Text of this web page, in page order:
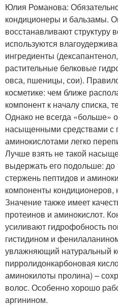
Юлия Романова:
кондиционеры и бальзамы.
восстанавливают структуру
используются
ингредиенты
растительные белковые
овса, пшеницы, сои).
косметике: чем ближе
компонент к началу списка,
Однако не всегда «больше»
насыщенными средствами с
аминокислотами легко
Лучше взять не такой
выдержать его подольше:
стержень пептидов и
компоненты
Значение также имеет
протеинов и аминокислот.
усиливают гидрофобность
гистидином и
увлажняющий натуральный
пирролидонкарбоновая
аминокилоты пролина) –
волос. Особенно хорошо
аргинином.